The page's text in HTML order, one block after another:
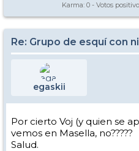
Karma: 0 - Votos
Re: Grupo de esquí con
egaskii
Por cierto Voj (y quien se
vemos en Masella, no?????
Salud.